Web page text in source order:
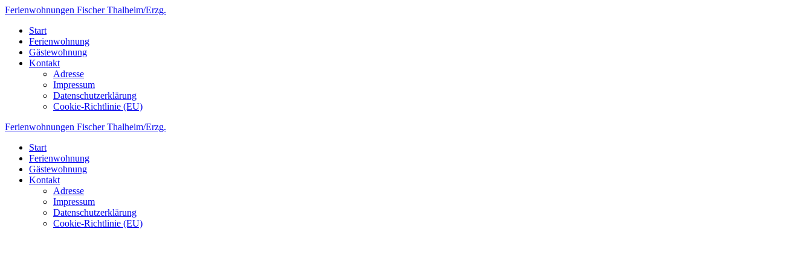
Zum
springen
Ferienwohnungen FischerThalheim/Erzg.
Start
Ferienwohnung
Gästewohnung
Kontakt
Adresse
Impressum
Datenschutzerklärung
Cookie-Richtlinie (EU)
Ferienwohnungen FischerThalheim/Erzg.
Start
Ferienwohnung
Gästewohnung
Kontakt
Adresse
Impressum
Datenschutzerklärung
Cookie-Richtlinie (EU)